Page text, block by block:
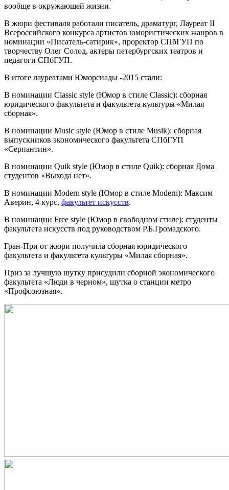
вообще в окружающей жизни.
В жюри фестиваля работали писатель, драматург, Лауреат II
Всероссийского конкурса артистов юмористических жанров в
номинации «Писатель-сатирик», проректор СПбГУП по
творчеству Олег Солод, актеры петербургских театров и
педагоги СПбГУП.
В итоге лауреатами Юморсиады -2015 стали:
В номинации Classic style (Юмор в стиле Classic): сборная
юридического факультета и факультета культуры «Милая
сборная».
В номинации Music style (Юмор в стиле Musik): сборная
выпускников экономического факультета СПбГУП
«Серпантин».
В номинации Quik style (Юмор в стиле Quik): сборная Дома
студентов «Выхода нет».
В номинации Modern style (Юмор в стиле Modern): Максим
Аверин, 4 курс, факультет искусств.
В номинации Free style (Юмор в свободном стиле): студенты
факультета искусств под руководством Р.Б.Громадского.
Гран-При от жюри получила сборная юридического
факультета и факультета культуры «Милая сборная».
Приз за лучшую шутку присудили сборной экономического
факультета «Люди в черном», шутка о станции метро
«Профсоюзная».